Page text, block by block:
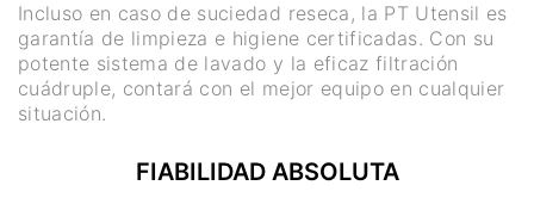
Incluso en caso de suciedad reseca, la PT Utensil es
garantía de limpieza e higiene certificadas. Con su
potente sistema de lavado y la eficaz filtración
cuádruple, contará con el mejor equipo en cualquier
situación.
FIABILIDAD ABSOLUTA